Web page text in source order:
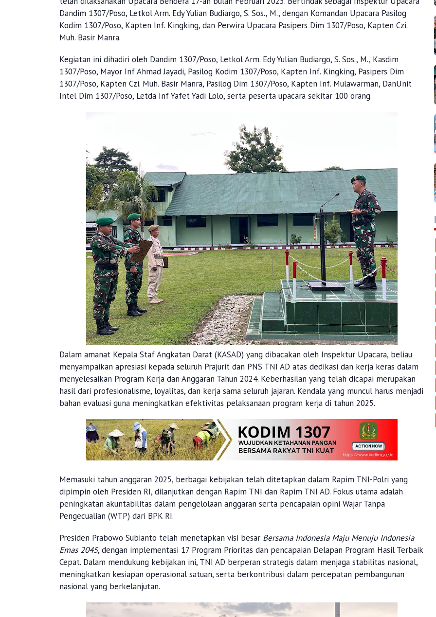
Dandim 1307/Poso, Letkol Arm. Edy Yulian Budiargo, S. Sos., M., dengan Komandan Upacara Pasilog
Kodim 1307/Poso, Kapten Inf. Kingking, dan Perwira Upacara Pasipers Dim 1307/Poso, Kapten Czi.
Muh. Basir Manra.
Kegiatan ini dihadiri oleh Dandim 1307/Poso, Letkol Arm. Edy Yulian Budiargo, S. Sos., M., Kasdim
1307/Poso, Mayor Inf Ahmad Jayadi, Pasilog Kodim 1307/Poso, Kapten Inf. Kingking, Pasipers Dim
1307/Poso, Kapten Czi. Muh. Basir Manra, Pasilog Dim 1307/Poso, Kapten Inf. Mulawarman, DanUnit
Intel Dim 1307/Poso, Letda Inf Yafet Yadi Lolo, serta peserta upacara sekitar 100 orang.
Dalam amanat Kepala Staf Angkatan Darat (KASAD) yang dibacakan oleh Inspektur Upacara, beliau
menyampaikan apresiasi kepada seluruh Prajurit dan PNS TNI AD atas dedikasi dan kerja keras dalam
menyelesaikan Program Kerja dan Anggaran Tahun 2024. Keberhasilan yang telah dicapai merupakan
hasil dari profesionalisme, loyalitas, dan kerja sama seluruh jajaran. Kendala yang muncul harus menjadi
bahan evaluasi guna meningkatkan efektivitas pelaksanaan program kerja di tahun 2025.
Memasuki tahun anggaran 2025, berbagai kebijakan telah ditetapkan dalam Rapim TNI-Polri yang
dipimpin oleh Presiden RI, dilanjutkan dengan Rapim TNI dan Rapim TNI AD. Fokus utama adalah
peningkatan akuntabilitas dalam pengelolaan anggaran serta pencapaian opini Wajar Tanpa
Pengecualian (WTP) dari BPK RI.
Presiden Prabowo Subianto telah menetapkan visi besar Bersama Indonesia Maju Menuju Indonesia
Emas 2045, dengan implementasi 17 Program Prioritas dan pencapaian Delapan Program Hasil Terbaik
Cepat. Dalam mendukung kebijakan ini, TNI AD berperan strategis dalam menjaga stabilitas nasional,
meningkatkan kesiapan operasional satuan, serta berkontribusi dalam percepatan pembangunan
nasional yang berkelanjutan.